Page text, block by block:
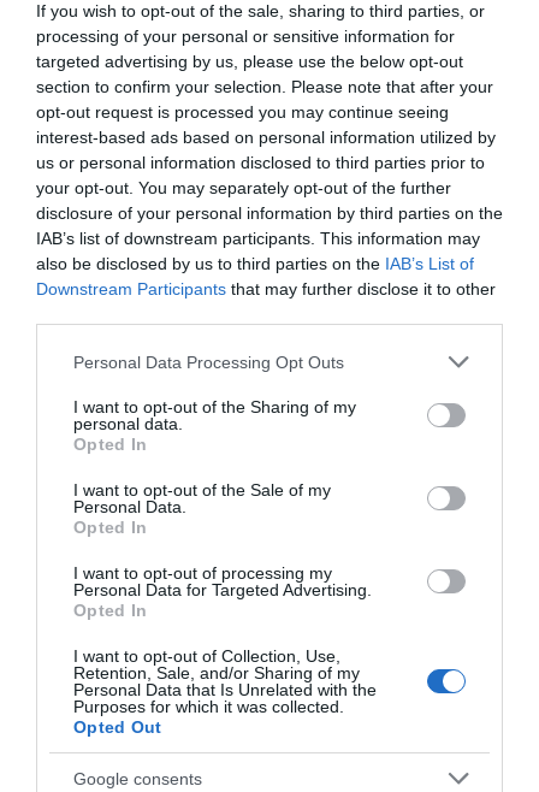
If you wish to opt-out of the sale, sharing to third parties, or
processing of your personal or sensitive information for
targeted advertising by us, please use the below opt-out
section to confirm your selection. Please note that after your
opt-out request is processed you may continue seeing
interest-based ads based on personal information utilized by
us or personal information disclosed to third parties prior to
your opt-out. You may separately opt-out of the further
disclosure of your personal information by third parties on the
IAB’s list of downstream participants. This information may
also be disclosed by us to third parties on the IAB’s List of
Downstream Participants that may further disclose it to other
Please note that this website/app uses one or more Google
not limited to your visit or usage behaviour. You may click to
grant or deny consent to Google and its third-party tags to
use your data for below specified purposes in below Google
consent section.
Personal Data Processing Opt Outs
I want to opt-out of the Sharing of my
personal data.
Opted In
I want to opt-out of the Sale of my
Personal Data.
Opted In
I want to opt-out of processing my
Personal Data for Targeted Advertising.
Opted In
I want to opt-out of Collection, Use,
Retention, Sale, and/or Sharing of my
Personal Data that Is Unrelated with the
Purposes for which it was collected.
Opted Out
Google consents
Προσθήκη ως προτεινόμενη
πηγή στην Google
Share Tweet
ΚΟΡΟΝΟΙΟΣ ΜΑΘΗΤΕΣ